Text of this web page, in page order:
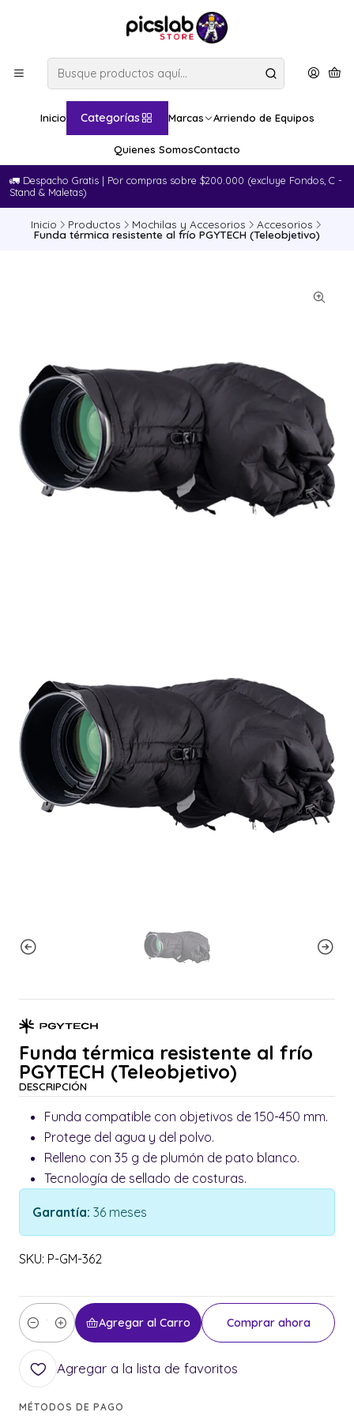
Inicio Categorías Marcas Arriendo de Equipos
Quienes SomosContacto
🚛​ Despacho Gratis | Por compras sobre $200.000 (excluye Fondos, C -
Stand & Maletas)
Inicio Productos Mochilas y Accesorios Accesorios
Funda térmica resistente al frío PGYTECH (Teleobjetivo)
Funda térmica resistente al frío
PGYTECH (Teleobjetivo)
DESCRIPCIÓN
Funda compatible con objetivos de 150-450 mm.
Protege del agua y del polvo.
Relleno con 35 g de plumón de pato blanco.
Tecnología de sellado de costuras.
Garantía: 36 meses
SKU: P-GM-362
Cantidad
Agregar al Carro Comprar ahora
Agregar a la lista de favoritos
MÉTODOS DE PAGO